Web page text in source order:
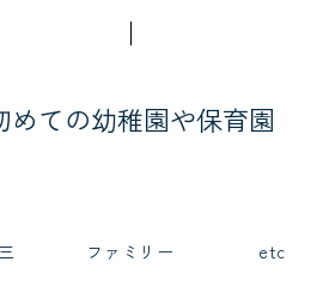
めての幼稚園や保育園
ファミリー etc